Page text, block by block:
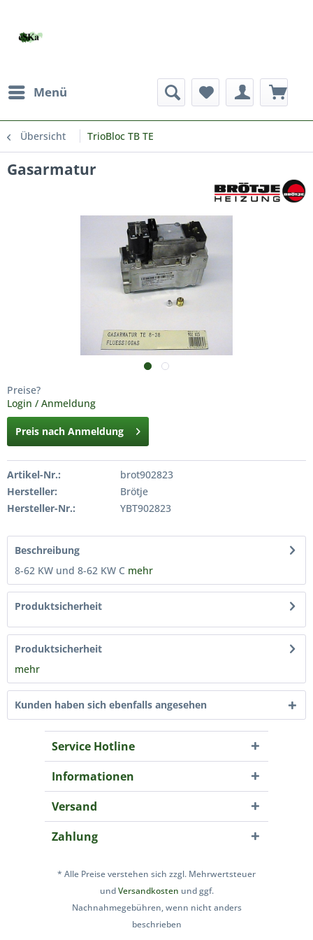
Menü
Übersicht TrioBloc TB TE
Gasarmatur
Preise?
Login / Anmeldung
Preis nach Anmeldung
Artikel-Nr.:
brot902823
Hersteller:
Brötje
Hersteller-Nr.:
YBT902823
Beschreibung
8-62 KW und 8-62 KW C mehr
Produktsicherheit
Produktsicherheit
mehr
Kunden haben sich ebenfalls angesehen
Service Hotline
Informationen
Versand
Zahlung
* Alle Preise verstehen sich zzgl. Mehrwertsteuer
undVersandkosten und ggf.
Nachnahmegebühren, wenn nicht anders
beschrieben